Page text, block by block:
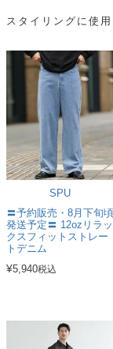
スタイリングに使
SPU
〓予約販売・8月下旬頃
発送予定〓 12ozリラッ
クスフィットストレー
トデニム
¥5,940税込